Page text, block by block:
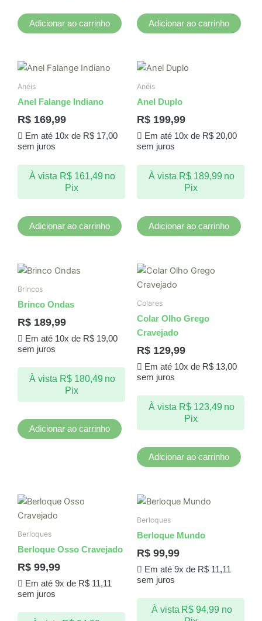
Adicionar ao carrinho Adicionar ao carrinho
Anéis
Anel Falange Indiano
R$ 169,99
Em até 10x de R$17,00
sem juros
À vista R$161,49 no
Pix
Adicionar ao carrinho
Anéis
Anel Duplo
R$ 199,99
Em até 10x de R$20,00
sem juros
À vista R$189,99 no
Pix
Adicionar ao carrinho
Brincos
Brinco Ondas
R$ 189,99
Em até 10x de R$19,00
sem juros
À vista R$180,49 no
Pix
Adicionar ao carrinho
Colares
Colar Olho Grego
Cravejado
R$ 129,99
Em até 10x de R$13,00
sem juros
À vista R$123,49 no
Pix
Adicionar ao carrinho
Berloques
Berloque Osso Cravejado
R$ 99,99
Em até 9x de R$11,11
sem juros
Berloques
Berloque Mundo
R$ 99,99
Em até 9x de R$11,11
sem juros
À vista R$ 94,99 no